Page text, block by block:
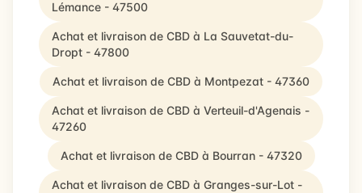
Lémance - 47500
Achat et livraison de CBD à La Sauvetat-du-
Dropt - 47800
Achat et livraison de CBD à Montpezat - 47360
Achat et livraison de CBD à Verteuil-d'Agenais -
47260
Achat et livraison de CBD à Bourran - 47320
Achat et livraison de CBD à Granges-sur-Lot -